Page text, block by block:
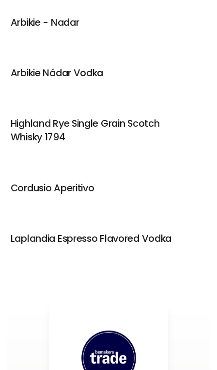
Arbikie - Nadar
Arbikie Nádar Vodka
Highland Rye Single Grain Scotch
Whisky 1794
Cordusio Aperitivo
Laplandia Espresso Flavored Vodka